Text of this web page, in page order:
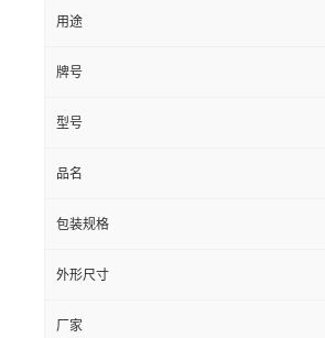
用途
牌号
型号
品名
包装规格
外形尺寸
厂家